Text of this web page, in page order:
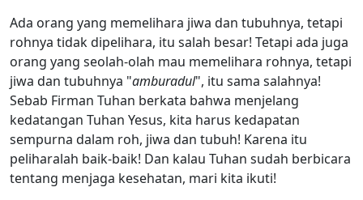
Ada orang yang memelihara jiwa dan tubuhnya, tetapi
rohnya tidak dipelihara, itu salah besar! Tetapi ada juga
orang yang seolah-olah mau memelihara rohnya, tetapi
jiwa dan tubuhnya "amburadul", itu sama salahnya!
Sebab Firman Tuhan berkata bahwa menjelang
kedatangan Tuhan Yesus, kita harus kedapatan
sempurna dalam roh, jiwa dan tubuh! Karena itu
peliharalah baik-baik! Dan kalau Tuhan sudah berbicara
tentang menjaga kesehatan, mari kita ikuti!